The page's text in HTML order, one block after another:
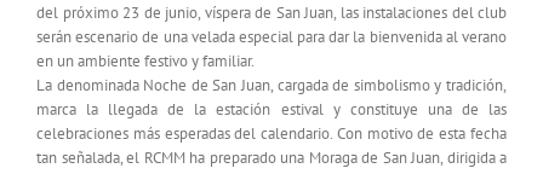
del próximo 23 de junio, víspera de San Juan, las instalaciones del club
serán escenario de una velada especial para dar la bienvenida al verano
en un ambiente festivo y familiar.
La denominada Noche de San Juan, cargada de simbolismo y tradición,
marca la llegada de la estación estival y constituye una de las
celebraciones más esperadas del calendario. Con motivo de esta fecha
tan señalada, el RCMM ha preparado una Moraga de San Juan, dirigida a